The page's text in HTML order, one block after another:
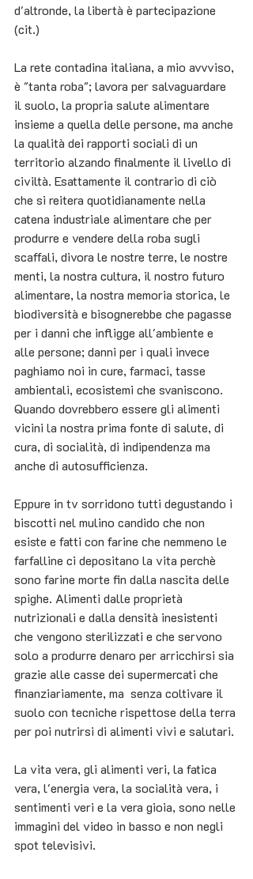
d'altronde, la libertà è partecipazione
(cit.)
La rete contadina italiana, a mio avvviso,
è "tanta roba"; lavora per salvaguardare
il suolo, la propria salute alimentare
insieme a quella delle persone, ma anche
la qualità dei rapporti sociali di un
territorio alzando finalmente il livello di
civiltà. Esattamente il contrario di ciò
che si reitera quotidianamente nella
catena industriale alimentare che per
produrre e vendere della roba sugli
scaffali, divora le nostre terre, le nostre
menti, la nostra cultura, il nostro futuro
alimentare, la nostra memoria storica, le
biodiversità e bisognerebbe che pagasse
per i danni che infligge all'ambiente e
alle persone; danni per i quali invece
paghiamo noi in cure, farmaci, tasse
ambientali, ecosistemi che svaniscono.
Quando dovrebbero essere gli alimenti
vicini la nostra prima fonte di salute, di
cura, di socialità, di indipendenza ma
anche di autosufficienza.
Eppure in tv sorridono tutti degustando i
biscotti nel mulino candido che non
esiste e fatti con farine che nemmeno le
farfalline ci depositano la vita perchè
sono farine morte fin dalla nascita delle
spighe. Alimenti dalle proprietà
nutrizionali e dalla densità inesistenti
che vengono sterilizzati e che servono
solo a produrre denaro per arricchirsi sia
grazie alle casse dei supermercati che
finanziariamente, ma  senza coltivare il
suolo con tecniche rispettose della terra
per poi nutrirsi di alimenti vivi e salutari.
La vita vera, gli alimenti veri, la fatica
vera, l'energia vera, la socialità vera, i
sentimenti veri e la vera gioia, sono nelle
immagini del video in basso e non negli
spot televisivi.